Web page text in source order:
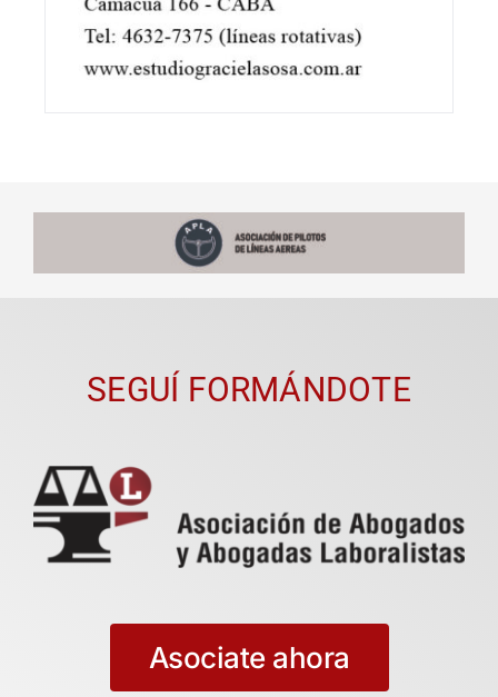
SEGUÍ FORMÁNDOTE
Asociate ahora